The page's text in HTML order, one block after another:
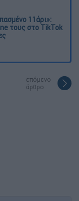
11άρι»:
τους στο TikTok
επόμενο
άρθρο